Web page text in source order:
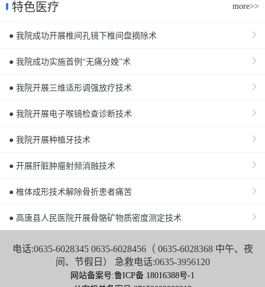
特色医疗 more>>
● 我院成功开展椎间孔镜下椎间盘摘除术
● 我院成功实施首例“无痛分娩”术
● 我院开展三维适形调强放疗技术
● 我院开展电子喉镜检查诊断技术
● 我院开展种植牙技术
● 开展肝脏肿瘤射频消融技术
● 椎体成形技术解除骨折患者痛苦
● 高唐县人民医院开展骨骼矿物质密度测定技术
电话:0635-6028345 0635-6028456（ 0635-6028368 中午、夜
间、节假日） 急救电话:0635-3956120
网站备案号:鲁ICP备 18016388号-1